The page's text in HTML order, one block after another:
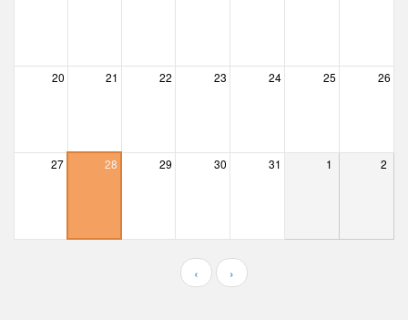
Délegyháza
Dunabogdány
20 21 22 23 24 25 26
27 28 29 30 31 1 2
‹ ›